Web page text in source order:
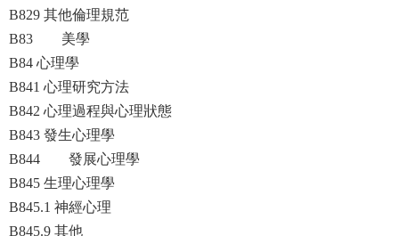
B829 其他倫理規范
B83 美學
B84 心理學
B841 心理研究方法
B842 心理過程與心理狀態
B843 發生心理學
B844 發展心理學
B845 生理心理學
B845.1 神經心理
B845.9 其他